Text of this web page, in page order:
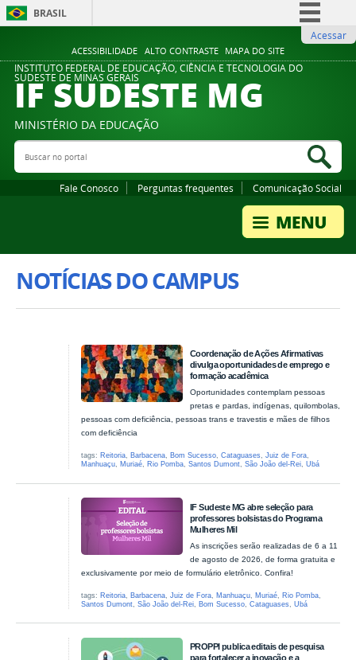
ACESSIBILIDADE ALTO CONTRASTE MAPA DO SITE
BRASIL
Comunica BR
Participe
Legislação
Acessar
INSTITUTO FEDERAL DE EDUCAÇÃO, CIÊNCIA E TECNOLOGIA DO
SUDESTE DE MINAS GERAIS
IF SUDESTE MG
MINISTÉRIO DA EDUCAÇÃO
Buscar no portal
Fale Conosco Perguntas frequentes Comunicação Social
NOTÍCIAS DO CAMPUS
Coordenação de Ações Afirmativas
divulga oportunidades de emprego e
formação acadêmica
Oportunidades contemplam pessoas
pretas e pardas, indígenas, quilombolas,
pessoas com deficiência, pessoas trans e travestis e mães de filhos
com deficiência
tags: Reitoria, Barbacena, Bom Sucesso,Cataguases,Juiz de Fora,
Manhuaçu, Muriaé, Rio Pomba,Santos Dumont,São João del-Rei,Ubá
IF Sudeste MG abre seleção para
professores bolsistas do Programa
Mulheres Mil
As inscrições serão realizadas de 6 a 11
de agosto de 2026, de forma gratuita e
exclusivamente por meio de formulário eletrônico. Confira!
tags: Reitoria Barbacena ,Juiz de Fora Manhuaçu Muriaé Rio Pomba
Santos Dumont ,São João del-Rei Bom Sucesso ,Cataguases ,Ubá
PROPPI publica editais de pesquisa
para fortalecer a inovação e a